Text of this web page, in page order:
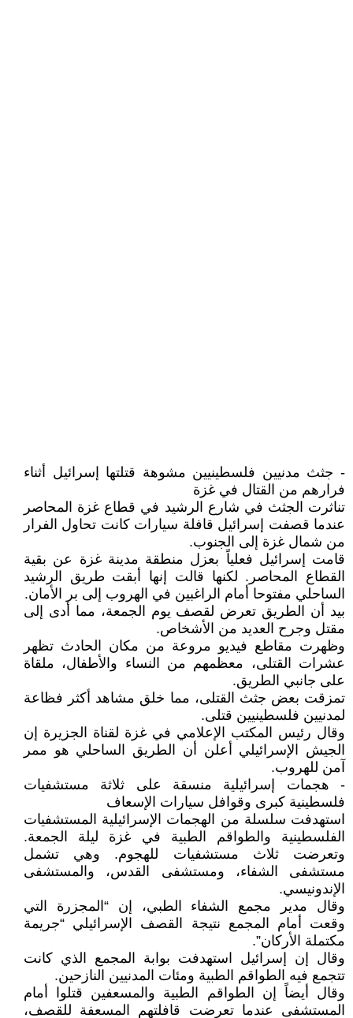
- جثث مدنيين فلسطينيين مشوهة قتلتها إسرائيل أثناء
فرارهم من القتال في غزة
تناثرت الجثث في شارع الرشيد في قطاع غزة المحاصر
عندما قصفت إسرائيل قافلة سيارات كانت تحاول الفرار
من شمال غزة إلى الجنوب.
قامت إسرائيل فعلياً بعزل منطقة مدينة غزة عن بقية
القطاع المحاصر. لكنها قالت إنها أبقت طريق الرشيد
الساحلي مفتوحا أمام الراغبين في الهروب إلى بر الأمان.
بيد أن الطريق تعرض لقصف يوم الجمعة، مما أدى إلى
مقتل وجرح العديد من الأشخاص.
وظهرت مقاطع فيديو مروعة من مكان الحادث تظهر
عشرات القتلى، معظمهم من النساء والأطفال، ملقاة
على جانبي الطريق.
تمزقت بعض جثث القتلى، مما خلق مشاهد أكثر فظاعة
لمدنيين فلسطينيين قتلى.
وقال رئيس المكتب الإعلامي في غزة لقناة الجزيرة إن
الجيش الإسرائيلي أعلن أن الطريق الساحلي هو ممر
آمن للهروب.
- هجمات إسرائيلية منسقة على ثلاثة مستشفيات
فلسطينية كبرى وقوافل سيارات الإسعاف
استهدفت سلسلة من الهجمات الإسرائيلية المستشفيات
الفلسطينية والطواقم الطبية في غزة ليلة الجمعة.
وتعرضت ثلاث مستشفيات للهجوم. وهي تشمل
مستشفى الشفاء، ومستشفى القدس، والمستشفى
الإندونيسي.
وقال مدير مجمع الشفاء الطبي، إن “المجزرة التي
وقعت أمام المجمع نتيجة القصف الإسرائيلي “جريمة
مكتملة الأركان”.
وقال إن إسرائيل استهدفت بوابة المجمع الذي كانت
تتجمع فيه الطواقم الطبية ومئات المدنيين النازحين.
وقال أيضاً إن الطواقم الطبية والمسعفين قتلوا أمام
المستشفى عندما تعرضت قافلتهم المسعفة للقصف،